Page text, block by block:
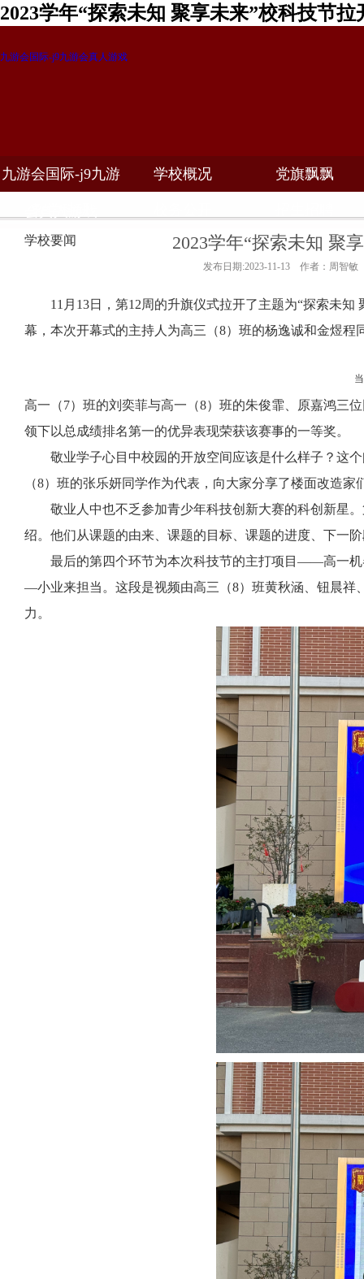
2023学年“探索未知 聚享未来”校科技节
九游会国际-j9九游会真人游戏
九游会国际-j9九游 学校概况 党旗飘飘
学校要闻 2023学年“探索未知 聚
发布日期:2023-11-13 作者：周智敏
11 月 13日，第12周的升旗仪式拉开了主题为“探索未知
幕，本次开幕式的主持人为高三（8）班的杨逸诚和金煜程
高一（7）班的刘奕菲与高一（8）班的朱俊霏、原嘉鸿三
领下以总成绩排名第一的优异表现荣获该赛事的一等奖。
敬业学子心目中校园的开放空间应该是什么样子？这
（8）班的张乐妍同学作为代表，向大家分享了楼面改造家
敬业人中也不乏参加青少年科技创新大赛的科创新星
绍。他们从课题的由来、课题的目标、课题的进度、下一
最后的第四个环节为本次科技节的主打项目——高一
—小业来担当。这段是视频由高三（8）班黄秋涵、钮晨祥
力。